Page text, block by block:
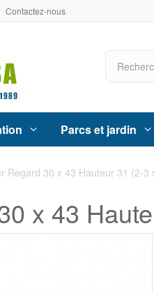
Contactez-nous
Parcs et jardin
Regard 30 x 43 Hauteur 31 (2-3
x 43